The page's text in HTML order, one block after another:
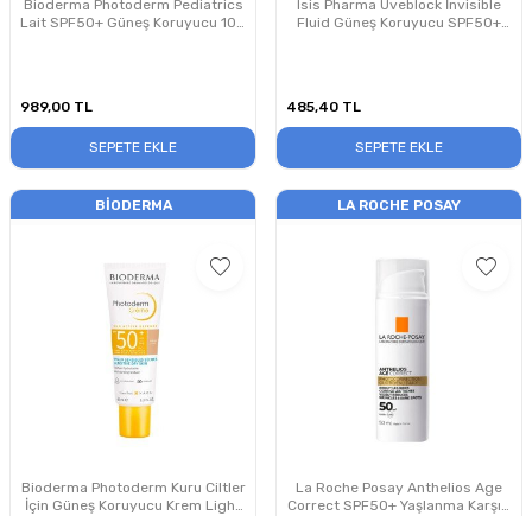
Bioderma Photoderm Pediatrics
Lait SPF50+ Güneş Koruyucu 100
989,00 TL
SEPETE EKLE
Isis Pharma Uveblock İnvisible
Fluid Güneş Koruyucu SPF50+
485,40 TL
SEPETE EKLE
BIODERMA
Bioderma Photoderm Kuru Ciltler
İçin Güneş Koruyucu Krem Light
LA ROCHE POSAY
La Roche Posay Anthelios Age
Correct SPF50+ Yaşlanma Karşıtı